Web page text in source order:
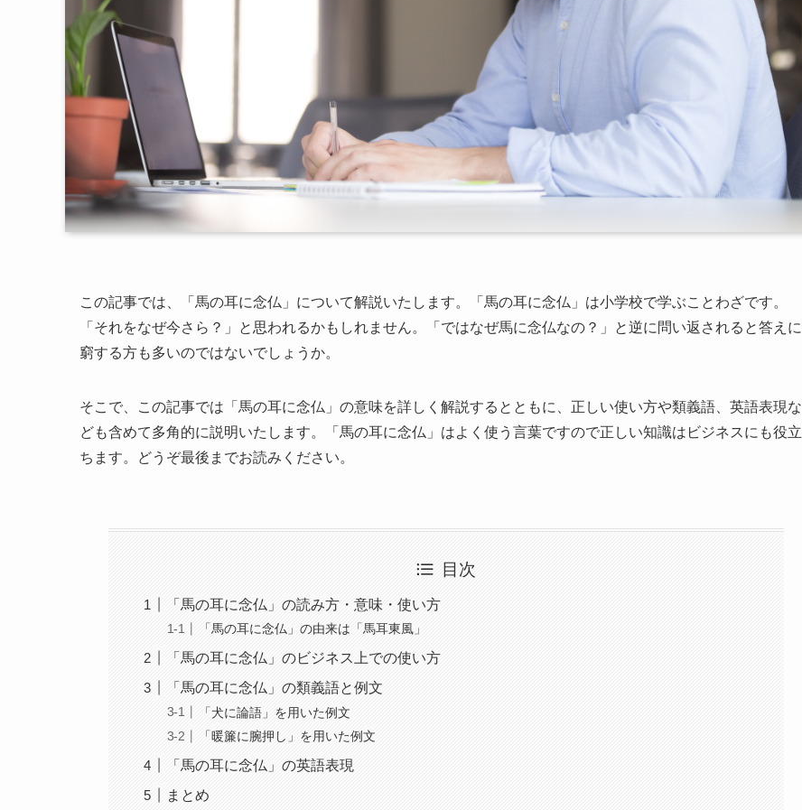
この記事では、「馬の耳に念仏」について解説いたします。「馬の耳に念仏」は小学校で学ぶことわざです。
「それをなぜ今さら？」と思われるかもしれません。「ではなぜ馬に念仏なの？」と逆に問い返されると答えに
窮する方も多いのではないでしょうか。
そこで、この記事では「馬の耳に念仏」の意味を詳しく解説するとともに、正しい使い方や類義語、英語表現な
ども含めて多角的に説明いたします。「馬の耳に念仏」はよく使う言葉ですので正しい知識はビジネスにも役立
ちます。どうぞ最後までお読みください。
目次
「馬の耳に念仏」の読み方・意味・使い方
「馬の耳に念仏」の由来は「馬耳東風」
「馬の耳に念仏」のビジネス上での使い方
「馬の耳に念仏」の類義語と例文
「犬に論語」を用いた例文
「暖簾に腕押し」を用いた例文
「馬の耳に念仏」の英語表現
まとめ